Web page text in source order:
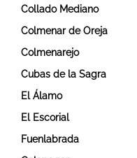
Collado Mediano
Colmenar de Oreja
Colmenarejo
Cubas de la Sagra
El Álamo
El Escorial
Fuenlabrada